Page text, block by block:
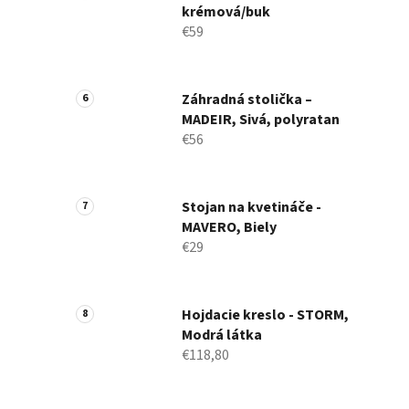
krémová/buk
€59
Záhradná stolička –
MADEIR, Sivá, polyratan
€56
Stojan na kvetináče -
MAVERO, Biely
€29
Hojdacie kreslo - STORM,
Modrá látka
€118,80